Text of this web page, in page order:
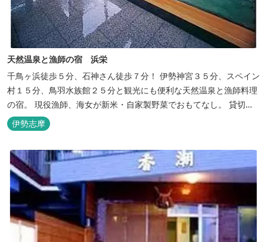
天然温泉と漁師の宿 浜栄
千鳥ヶ浜徒歩５分、石神さん徒歩７分！ 伊勢神宮３５分、スペイン
村１５分、鳥羽水族館２５分と観光にも便利な天然温泉と漁師料理
の宿。 現役漁師、海女が新米・自家製野菜でおもてなし。 貸切露
天風呂は４０分無料。
伊勢志摩